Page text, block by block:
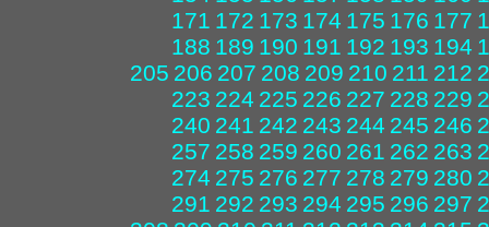
171 172 173 174 175 176 177
188 189 190 191 192 193 194
205 206 207 208 209 210 211 212
223 224 225 226 227 228 229
240 241 242 243 244 245 246
257 258 259 260 261 262 263
274 275 276 277 278 279 280
291 292 293 294 295 296 297